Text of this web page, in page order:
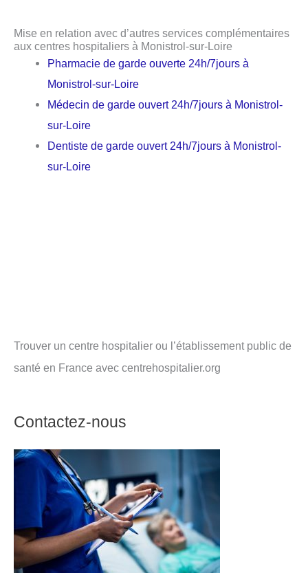
Mise en relation avec d’autres services complémentaires
aux centres hospitaliers à Monistrol-sur-Loire
Pharmacie de garde ouverte 24h/7jours à
Monistrol-sur-Loire
Médecin de garde ouvert 24h/7jours à Monistrol-
sur-Loire
Dentiste de garde ouvert 24h/7jours à Monistrol-
sur-Loire
Trouver un centre hospitalier ou l’établissement public de
santé en France avec centrehospitalier.org
Contactez-nous